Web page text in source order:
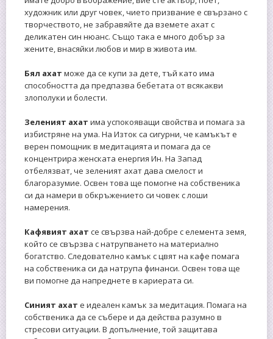
художник или друг човек, чието призвание е свързано с
творчеството, не забравяйте да вземете ахат с
деликатен син нюанс. Също така е много добър за
жените, внасяйки любов и мир в живота им.
Бял ахат може да се купи за дете, тъй като има
способността да предпазва бебетата от всякакви
злополуки и болести.
Зеленият ахат има успокояващи свойства и помага за
избистряне на ума. На Изток са сигурни, че камъкът е
верен помощник в медитацията и помага да се
концентрира женската енергия Ин. На Запад
отбелязват, че зеленият ахат дава смелост и
благоразумие. Освен това ще помогне на собственика
си да намери в обкръжението си човек с лоши
намерения.
Кафявият ахат се свързва най-добре с елемента земя,
който се свързва с натрупването на материално
богатство. Следователно камък с цвят на кафе помага
на собственика си да натрупа финанси. Освен това ще
ви помогне да напреднете в кариерата си.
Синият ахат е идеален камък за медитация. Помага на
собственика да се събере и да действа разумно в
стресови ситуации. В допълнение, той защитава